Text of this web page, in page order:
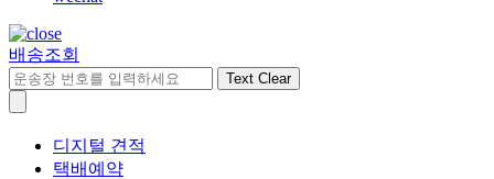
배송조회
Text Clear
디지털 견적
택배예약